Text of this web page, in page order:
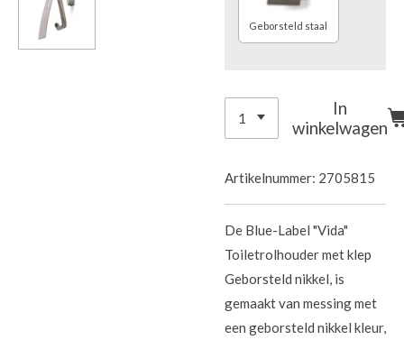
Geborsteld staal
In
winkelwagen
Artikelnummer: 2705815
De Blue-Label "Vida"
Toiletrolhouder met klep
Geborsteld nikkel, is
gemaakt van messing met
een geborsteld nikkel kleur,